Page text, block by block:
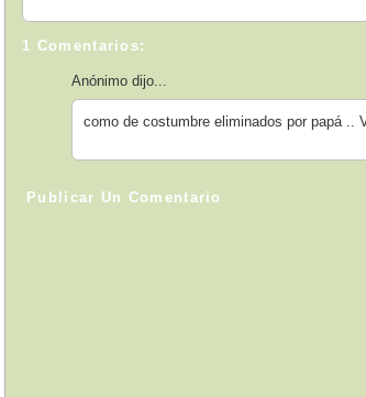
1 Comentarios:
Anónimo dijo...
como de costumbre eliminados por papá ..
Publicar Un Comentario